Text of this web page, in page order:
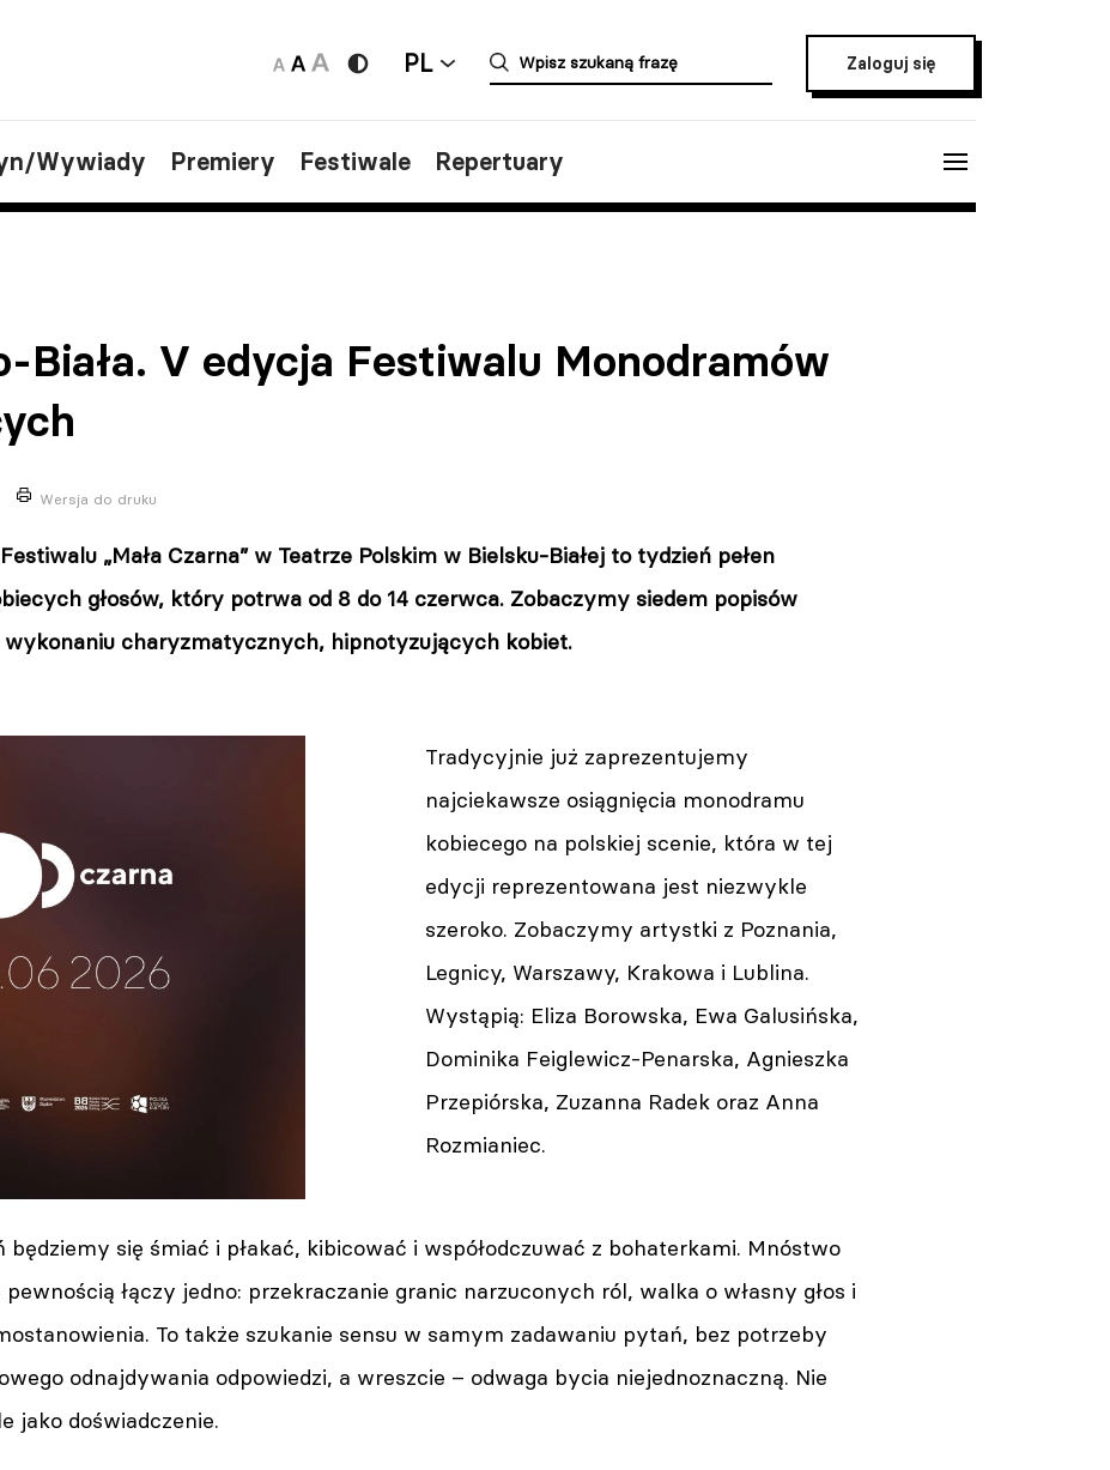
PL Zaloguj się
Wywiady Premiery Festiwale Repertuary
Biała. V edycja Festiwalu Monodramów
Wersja do druku
„Mała Czarna” w Teatrze Polskim w Bielsku-Białej to tydzień pełen
głosów, który potrwa od 8 do 14 czerwca. Zobaczymy siedem popisów
charyzmatycznych, hipnotyzujących kobiet.
Tradycyjnie już zaprezentujemy
najciekawsze osiągnięcia monodramu
kobiecego na polskiej scenie, która w tej
edycji reprezentowana jest niezwykle
szeroko. Zobaczymy artystki z Poznania,
Legnicy, Warszawy, Krakowa i Lublina.
Wystąpią: Eliza Borowska, Ewa Galusińska,
Dominika Feiglewicz-Penarska, Agnieszka
Przepiórska, Zuzanna Radek oraz Anna
Rozmianiec.
będziemy się śmiać i płakać, kibicować i współodczuwać z bohaterkami. Mnóstwo
pewnością łączy jedno: przekraczanie granic narzuconych ról, walka o własny głos i
To także szukanie sensu w samym zadawaniu pytań, bez potrzeby
odnajdywania odpowiedzi, a wreszcie – odwaga bycia niejednoznaczną. Nie
jako doświadczenie.